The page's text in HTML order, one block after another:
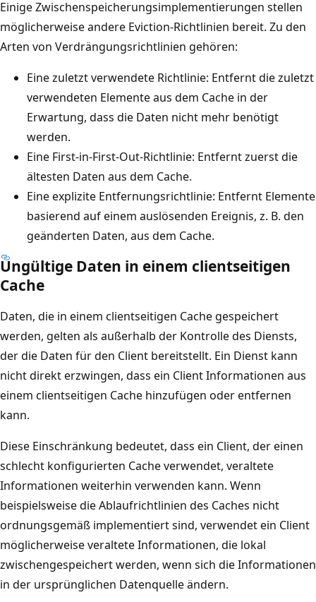
d
e
t
l
i
h
g
r
o
ß
e
r
K
r
e
i
s
m
i
C
a
c
h
e
S
e
r
v
c
e
“
,
d
e
r
e
Einige Zwischenspeicherungsimplementierungen stellen
möglicherweise andere Eviction-Richtlinien bereit. Zu den
Arten von Verdrängungsrichtlinien gehören:
Eine zuletzt verwendete Richtlinie: Entfernt die zuletzt
verwendeten Elemente aus dem Cache in der
Erwartung, dass die Daten nicht mehr benötigt
werden.
Eine First-in-First-Out-Richtlinie: Entfernt zuerst die
ältesten Daten aus dem Cache.
Eine explizite Entfernungsrichtlinie: Entfernt Elemente
basierend auf einem auslösenden Ereignis, z. B. den
geänderten Daten, aus dem Cache.
Ungültige Daten in einem clientseitigen
Cache
Daten, die in einem clientseitigen Cache gespeichert
werden, gelten als außerhalb der Kontrolle des Diensts,
der die Daten für den Client bereitstellt. Ein Dienst kann
nicht direkt erzwingen, dass ein Client Informationen aus
einem clientseitigen Cache hinzufügen oder entfernen
kann.
Diese Einschränkung bedeutet, dass ein Client, der einen
schlecht konfigurierten Cache verwendet, veraltete
Informationen weiterhin verwenden kann. Wenn
beispielsweise die Ablaufrichtlinien des Caches nicht
ordnungsgemäß implementiert sind, verwendet ein Client
möglicherweise veraltete Informationen, die lokal
zwischengespeichert werden, wenn sich die Informationen
in der ursprünglichen Datenquelle ändern.